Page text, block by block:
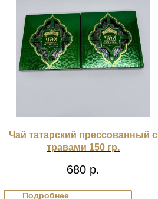
Чай татарский прессованный с
травами 150 гр.
680 р.
Подробнее